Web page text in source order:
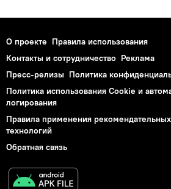
О проекте Правила использования
Контакты и сотрудничество Реклама
Пресс-релизы Политика
Политика использования Cookie и
логирования
Правила применения рекомендательных
технологий
Обратная связь